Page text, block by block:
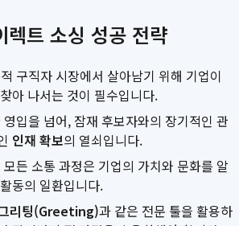
렉트 소싱 성공 전략
구직자 시장에서 살아남기 위해 기업이
아 나서는 것이 필수입니다.
영입을 넘어, 잠재 후보자와의 장기적인 관
인재 확보의 열쇠입니다.
모든 소통 과정은 기업의 가치와 문화를 알
활동의 일환입니다.
리팅(Greeting)과 같은 전문 툴을 활용하